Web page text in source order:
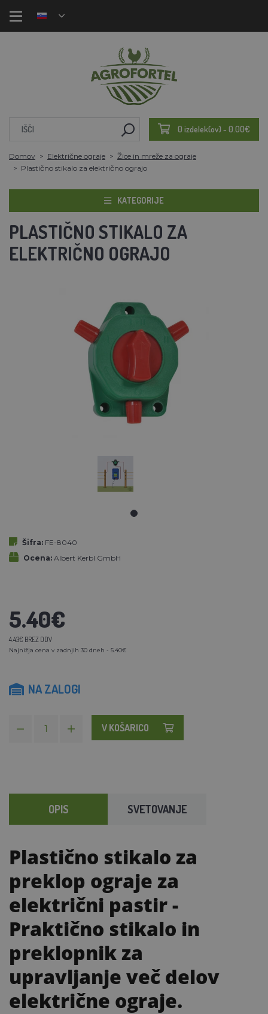
0 izdelek(ov) - 0.00€
Domov Električne ograje
Žice in mreže za ograje
Plastično stikalo za električno ograjo
KATEGORIJE
PLASTIČNO STIKALO ZA
ELEKTRIČNO OGRAJO
Šifra: FE-8040
Ocena: Albert Kerbl GmbH
5.40€
4.43€ BREZ DDV
Najnižja cena v zadnjih 30 dneh - 5.40€
NA ZALOGI
V KOŠARICO
OPIS SVETOVANJE
Plastično stikalo za
preklop ograje za
električni pastir-
Praktično stikalo in
preklopnik za
upravljanje več delov
električne ograje.